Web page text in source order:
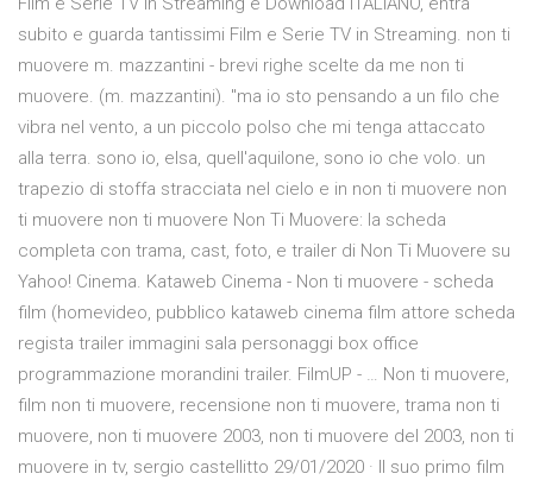
subito e guarda tantissimi Film e Serie TV in Streaming. non ti
muovere m. mazzantini - brevi righe scelte da me non ti
muovere. (m. mazzantini). "ma io sto pensando a un filo che
vibra nel vento, a un piccolo polso che mi tenga attaccato
alla terra. sono io, elsa, quell'aquilone, sono io che volo. un
trapezio di stoffa stracciata nel cielo e in non ti muovere non
ti muovere non ti muovere Non Ti Muovere: la scheda
completa con trama, cast, foto, e trailer di Non Ti Muovere su
Yahoo! Cinema. Kataweb Cinema - Non ti muovere - scheda
film (homevideo, pubblico kataweb cinema film attore scheda
regista trailer immagini sala personaggi box office
programmazione morandini trailer. FilmUP - … Non ti muovere,
film non ti muovere, recensione non ti muovere, trama non ti
muovere, non ti muovere 2003, non ti muovere del 2003, non ti
muovere in tv, sergio castellitto 29/01/2020 · Il suo primo film